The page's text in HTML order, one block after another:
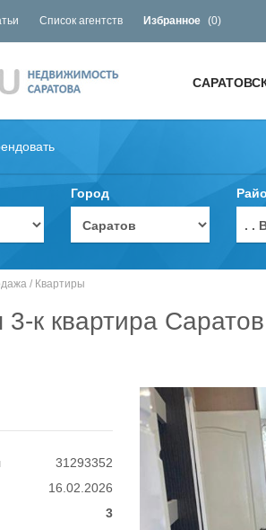
Список агентств Избранное (0)
Город
. .
/ Квартиры
3-к квартира
31293352
16.02.2026
3